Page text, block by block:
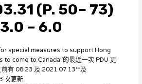
(P. 50– 73)
– 6.0
special measures to support Hong
come to Canada”的最近一次 PDU 更
有 08.23 及 2021.07.13**及
次更新